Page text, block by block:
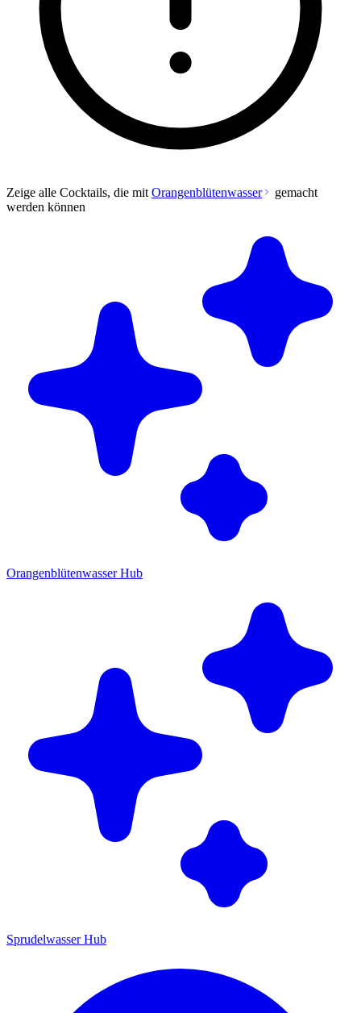
Zeige alle Cocktails, die mit Orangenblütenwasser
gemacht
werden können
Orangenblütenwasser Hub
Sprudelwasser Hub